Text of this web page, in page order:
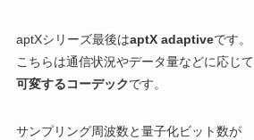
aptXシリーズ最後はaptX adaptiveです。
こちらは通信状況やデータ量などに応じて
可変するコーデックです。
サンプリング周波数と量子化ビット数が